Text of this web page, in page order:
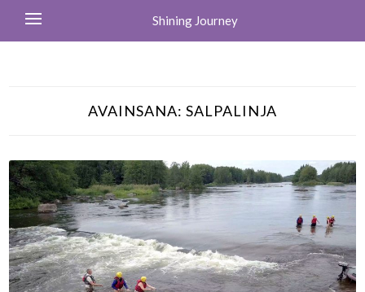
Shining Journey
AVAINSANA: SALPALINJA